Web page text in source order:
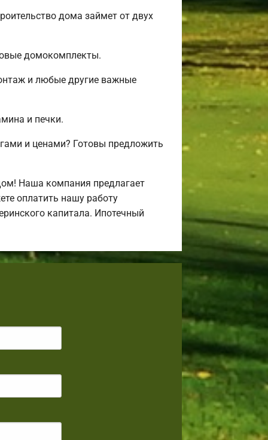
дома займет от двух
домокомплекты.
и любые другие важные
и печки.
и ценами? Готовы предложить
Наша компания предлагает
оплатить нашу работу
капитала. Ипотечный